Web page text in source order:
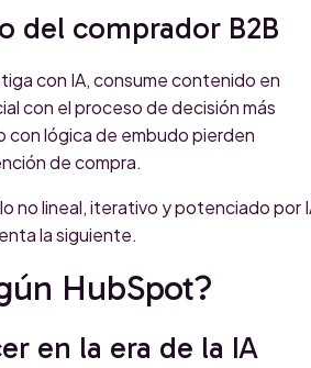
del comprador B2B
con IA, consume contenido en
con el proceso de decisión más
con lógica de embudo pierden
de compra.
no lineal, iterativo y potenciado por
la siguiente.
HubSpot?
en la era de la IA